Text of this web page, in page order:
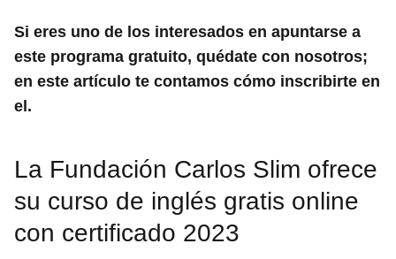
Si eres uno de los interesados en apuntarse a
este programa gratuito, quédate con nosotros;
en este artículo te contamos cómo inscribirte en
el.
La Fundación Carlos Slim ofrece
su curso de inglés gratis online
con certificado 2023